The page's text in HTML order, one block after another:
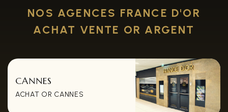
NOS AGENCES FRANCE D'OR
ACHAT VENTE OR ARGENT
CANNES
ACHAT OR CANNES